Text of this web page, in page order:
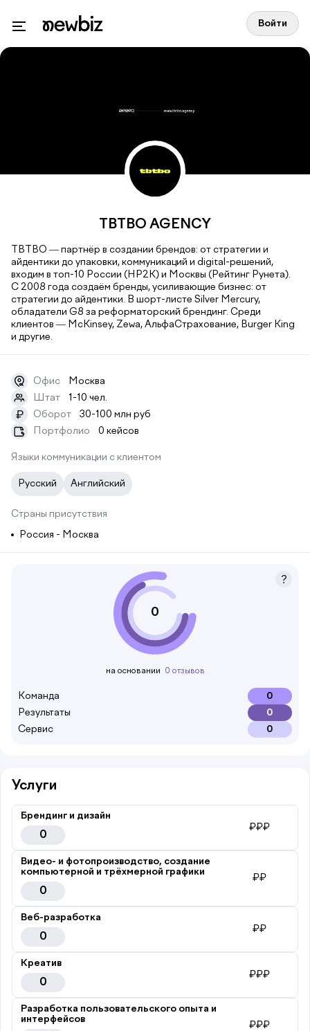
Войти
TBTBO AGENCY
TBTBO — партнёр в создании брендов: от стратегии и
айдентики до упаковки, коммуникаций и digital-решений,
входим в топ-10 России (НР2К) и Москвы (Рейтинг Рунета).
С 2008 года создаём бренды, усиливающие бизнес: от
стратегии до айдентики. В шорт-листе Silver Mercury,
обладатели G8 за реформаторский брендинг. Среди
клиентов — McKinsey, Zewa, АльфаСтрахование, Burger King
и другие.
Офис
Москва
Штат
1-10 чел.
₽ Оборот
30-100 млн руб
Портфолио
0 кейсов
Языки коммуникации с клиентом
Русский Английский
Страны присутствия
Россия - Москва
0
на основании 0 отзывов
Команда
0
Результаты
0
Сервис
0
Услуги
Брендинг и дизайн
0
₽₽₽
Видео- и фотопроизводство, создание
компьютерной и трёхмерной графики
0
₽₽
Веб-разработка
0
₽₽
Креатив
0
₽₽₽
Разработка пользовательского опыта и
интерфейсов
₽₽₽